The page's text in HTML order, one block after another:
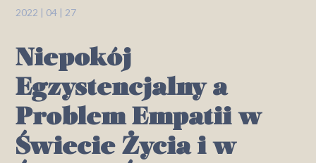
2022 | 04 | 27
Niepokój
Egzystencjalny a
Problem Empatii w
Świecie Życia i w